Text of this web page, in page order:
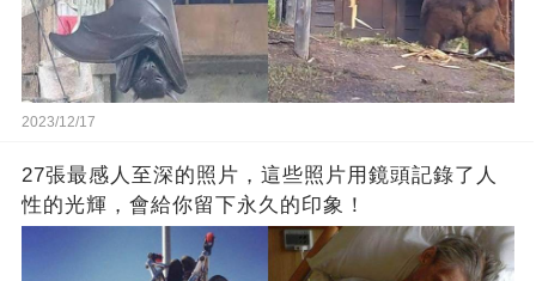
2023/12/17
27張最感人至深的照片，這些照片用鏡頭記錄了人
性的光輝，會給你留下永久的印象！